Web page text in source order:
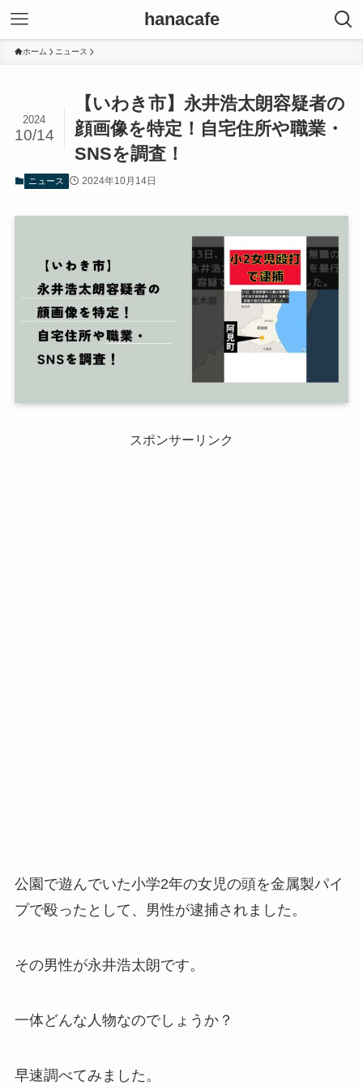
hanacafe
ホーム ニュース
【いわき市】永井浩太朗容疑者の
顔画像を特定！自宅住所や職業・
SNSを調査！
2024
10/14
ニュース 2024年10月14日
スポンサーリンク
公園で遊んでいた小学2年の女児の頭を金属製パイ
プで殴ったとして、男性が逮捕されました。
その男性が永井浩太朗です。
一体どんな人物なのでしょうか？
早速調べてみました。